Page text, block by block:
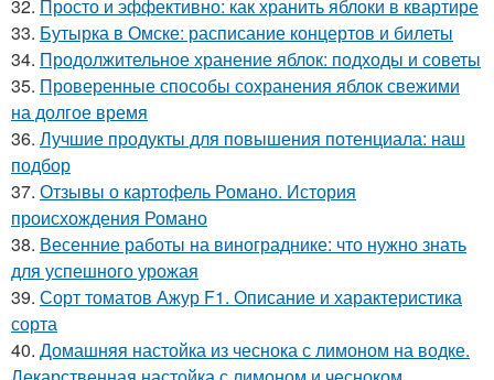
32. Просто и эффективно: как хранить яблоки в квартире
33. Бутырка в Омске: расписание концертов и билеты
34. Продолжительное хранение яблок: подходы и советы
35. Проверенные способы сохранения яблок свежими
на долгое время
36. Лучшие продукты для повышения потенциала: наш
подбор
37. Отзывы о картофель Романо. История
происхождения Романо
38. Весенние работы на винограднике: что нужно знать
для успешного урожая
39. Сорт томатов Ажур F1. Описание и характеристика
сорта
40. Домашняя настойка из чеснока с лимоном на водке.